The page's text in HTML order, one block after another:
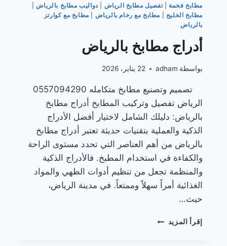
مطابخ فخمة |تفصيل مطابخ الرياض دواليب مطابخ بالرياض
مطابخ الخليج
مطابخ مع رخام بالرياض
مطابخ مع كوارتز
بالرياض
أدراج مطابخ بالرياض
بواسطة adham 22 يناير، 2026
تصميم وتصنيع مطابخ متكامله 0557094290
الرياض تفصيل وتركيب المطابخ أدراج مطابخ
بالرياض: دليلك الشامل لاختيار أفضل الأدراج
الذكية والعملية بتقنيات حديثة تعتبر أدراج مطابخ
بالرياض من أهم العناصر التي تحدد مستوى الراحة
والكفاءة في استخدام المطبخ. فالأدراج الذكية
والمنظمة تجعل من تنظيم أدوات الطهي والمواد
الغذائية أمراً سهلاً وممتعاً. في مدينة الرياض،
حيث…
إقرأ المزيد أدراج